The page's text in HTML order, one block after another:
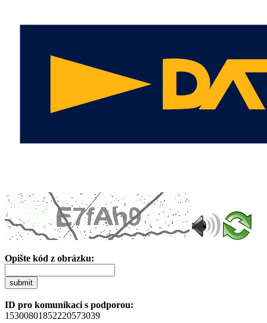
Opište kód z obrázku:
submit
ID pro komunikaci s podporou:
15300801852220573039